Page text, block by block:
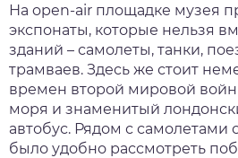
На open-air площадке музея
экспонаты, которые нельзя
зданий – самолеты, танки,
трамваев. Здесь же стоит
времен второй мировой
моря и знаменитый
автобус. Рядом с самолетами
было удобно рассмотреть